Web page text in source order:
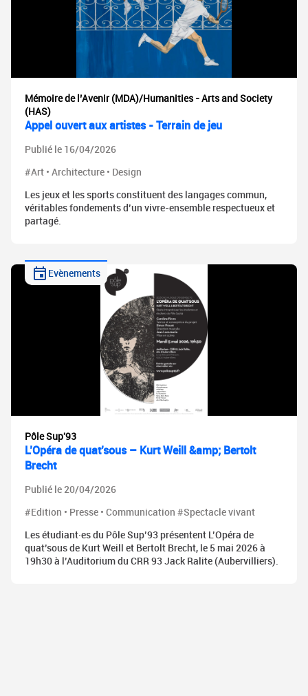
Mémoire de l’Avenir (MDA)/Humanities - Arts and Society
(HAS)
Appel ouvert aux artistes - Terrain de jeu
Publié le 16/04/2026
#Art • Architecture • Design
Les jeux et les sports constituent des langages commun,
véritables fondements d’un vivre-ensemble respectueux et
partagé.
Evènements
Pôle Sup'93
L’Opéra de quat’sous – Kurt Weill &amp; Bertolt
Brecht
Publié le 20/04/2026
#Edition • Presse • Communication #Spectacle vivant
Les étudiant·es du Pôle Sup’93 présentent L’Opéra de
quat’sous de Kurt Weill et Bertolt Brecht, le 5 mai 2026 à
19h30 à l’Auditorium du CRR 93 Jack Ralite (Aubervilliers).